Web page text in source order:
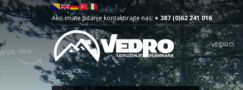
Ako imate pitanje kontaktirajte nas: + 387 (0)62 241 016
VEDRO